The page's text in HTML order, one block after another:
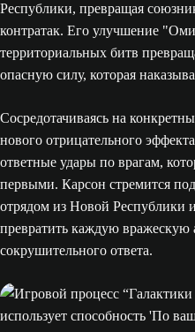
Республики, превращая
контратак. Его улучшение
территориальных битв
опасную силу, которая
Сосредотачиваясь на
нового отрицательного
ответные удары по врагам,
первыми. Карсон стремится
отрядом из Новой Республики
превратить каждую вражескую
сокрушительного ответа.